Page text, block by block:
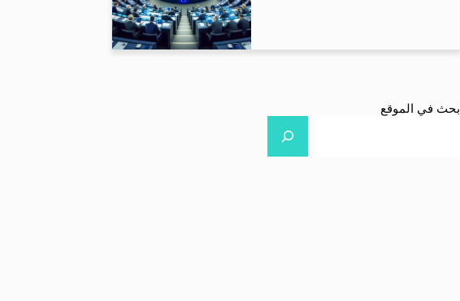
أبحث في الموقع